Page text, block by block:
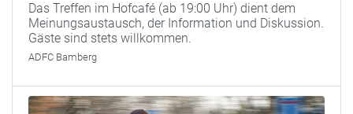
Das Treffen im Hofcafé (ab 19:00 Uhr) dient dem
Meinungsaustausch, der Information und Diskussion.
Gäste sind stets willkommen.
ADFC Bamberg